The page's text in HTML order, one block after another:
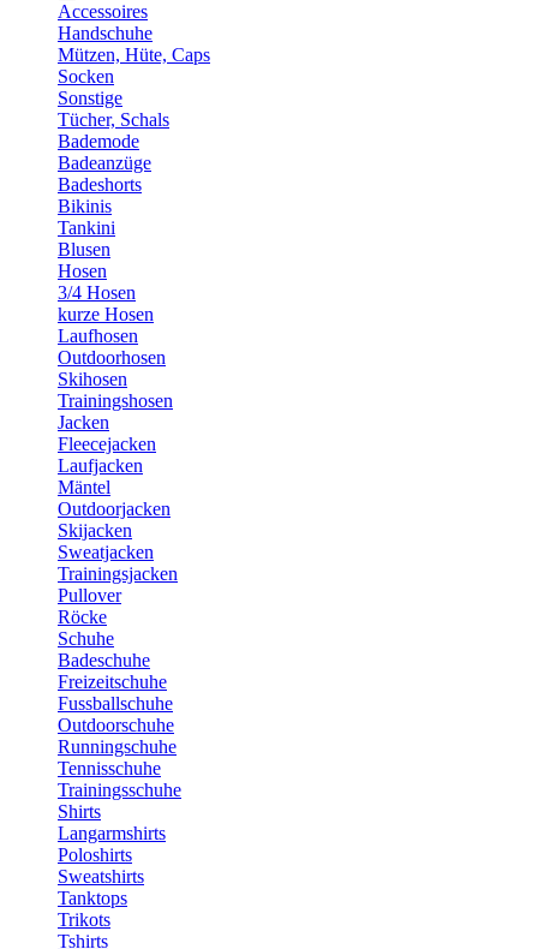
Accessoires
Handschuhe
Mützen, Hüte, Caps
Socken
Sonstige
Tücher, Schals
Bademode
Badeanzüge
Badeshorts
Bikinis
Tankini
Blusen
Hosen
3/4 Hosen
kurze Hosen
Laufhosen
Outdoorhosen
Skihosen
Trainingshosen
Jacken
Fleecejacken
Laufjacken
Mäntel
Outdoorjacken
Skijacken
Sweatjacken
Trainingsjacken
Pullover
Röcke
Schuhe
Badeschuhe
Freizeitschuhe
Fussballschuhe
Outdoorschuhe
Runningschuhe
Tennisschuhe
Trainingsschuhe
Shirts
Langarmshirts
Poloshirts
Sweatshirts
Tanktops
Trikots
Tshirts